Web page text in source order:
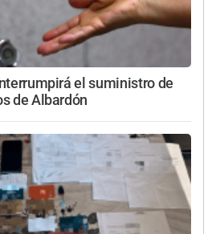
el suministro de
de Albardón